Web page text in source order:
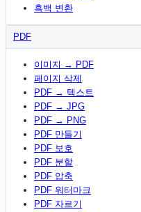
흑백 변환
PDF
이미지 → PDF
페이지 삭제
PDF → 텍스트
PDF → JPG
PDF → PNG
PDF 만들기
PDF 보호
PDF 분할
PDF 압축
PDF 워터마크
PDF 자르기